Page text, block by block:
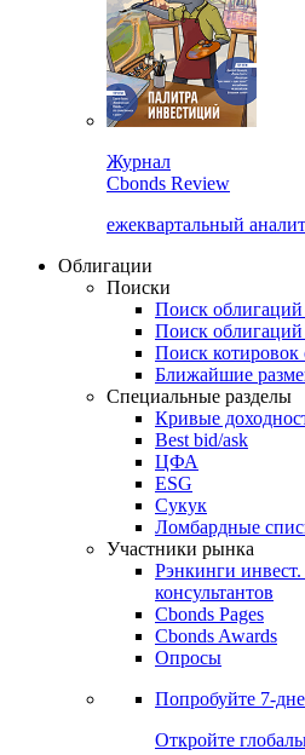
Cbonds Review
ежеквартальный
Облигации
Поиски
Поиск
Поиск облигаций
Поиск котировок
Ближайшие
Специальные разделы
Кривые
Best bid/ask
ЦФА
ESG
Сукук
Ломбардные
Участники рынка
Рэнкинги инвест.
Cbonds Pages
Опросы